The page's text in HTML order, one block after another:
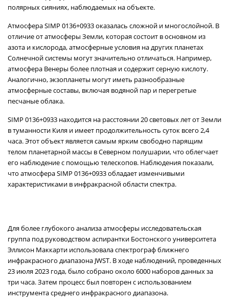
полярных сияниях, наблюдаемых на объекте.
Атмосфера SIMP 0136+0933 оказалась сложной и многослойной. В
отличие от атмосферы Земли, которая состоит в основном из
азота и кислорода, атмосферные условия на других планетах
Солнечной системы могут значительно отличаться. Например,
атмосфера Венеры более плотная и содержит серную кислоту.
Аналогично, экзопланеты могут иметь разнообразные
атмосферные составы, включая водяной пар и перегретые
песчаные облака.
SIMP 0136+0933 находится на расстоянии 20 световых лет от Земли
в туманности Киля и имеет продолжительность суток всего 2,4
часа. Этот объект является самым ярким свободно парящим
телом планетарной массы в Северном полушарии, что облегчает
его наблюдение с помощью телескопов. Наблюдения показали,
что атмосфера SIMP 0136+0933 обладает изменчивыми
характеристиками в инфракрасной области спектра.
Для более глубокого анализа атмосферы исследовательская
группа под руководством аспирантки Бостонского университета
Эллисон Маккарти использовала спектрограф ближнего
инфракрасного диапазона JWST. В ходе наблюдений, проведенных
23 июля 2023 года, было собрано около 6000 наборов данных за
три часа. Затем процесс был повторен с использованием
инструмента среднего инфракрасного диапазона.